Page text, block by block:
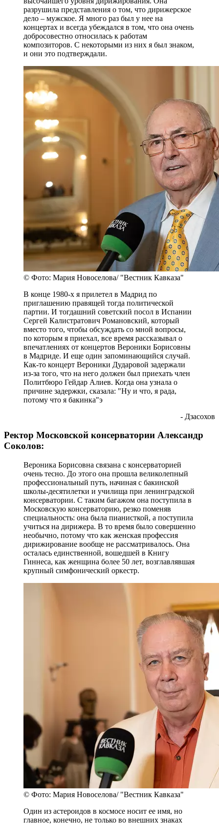
разрушила представления о том, что дирижерское
дело – мужское. Я много раз был у нее на
концертах и всегда убеждался в том, что она очень
добросовестно относилась к работам
композиторов. С некоторыми из них я был знаком,
и они это подтверждали.
© Фото: Мария Новоселова/ "Вестник Кавказа"
В конце 1980-х я прилетел в Мадрид по
приглашению правящей тогда политической
партии. И тогдашний советский посол в Испании
Сергей Калистратович Романовский, который
вместо того, чтобы обсуждать со мной вопросы,
по которым я приехал, все время рассказывал о
впечатлениях от концертов Вероники Борисовны
в Мадриде. И еще один запоминающийся случай.
Как-то концерт Вероники Дударовой задержали
из-за того, что на него должен был приехать член
Политбюро Гейдар Алиев. Когда она узнала о
причине задержки, сказала: "Ну и что, я рада,
потому что я бакинка"э
- Дзасохов
Ректор Московской консерватории Александр
Соколов:
Вероника Борисовна связана с консерваторией
очень тесно. До этого она прошла великолепный
профессиональный путь, начиная с бакинской
школы-десятилетки и училища при ленинградской
консерватории. С таким багажом она поступила в
Московскую консерваторию, резко поменяв
специальность: она была пианисткой, а поступила
учиться на дирижера. В то время было совершенно
необычно, потому что как женская профессия
дирижирование вообще не рассматривалось. Она
осталась единственной, вошедшей в Книгу
Гиннеса, как женщина более 50 лет, возглавлявшая
крупный симфонический оркестр.
© Фото: Мария Новоселова/ "Вестник Кавказа"
Один из астероидов в космосе носит ее имя, но
главное, конечно, не только во внешних знаках